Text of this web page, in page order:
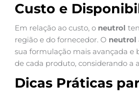
Custo e
Em relação ao custo, o neutrol
região e do fornecedor. O neutrol
sua formulação mais avançada
de cada produto, considerando a
Dicas Práticas